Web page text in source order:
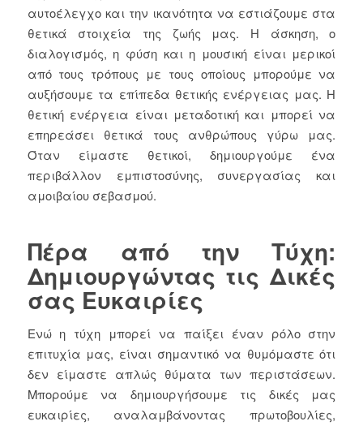
αυτοέλεγχο και την ικανότητα να εστιάζουμε στα
θετικά στοιχεία της ζωής μας. Η άσκηση, ο
διαλογισμός, η φύση και η μουσική είναι μερικοί
από τους τρόπους με τους οποίους μπορούμε να
αυξήσουμε τα επίπεδα θετικής ενέργειας μας. Η
θετική ενέργεια είναι μεταδοτική και μπορεί να
επηρεάσει θετικά τους ανθρώπους γύρω μας.
Όταν είμαστε θετικοί, δημιουργούμε ένα
περιβάλλον εμπιστοσύνης, συνεργασίας και
αμοιβαίου σεβασμού.
Πέρα από την Τύχη:
Δημιουργώντας τις Δικές
σας Ευκαιρίες
Ενώ η τύχη μπορεί να παίξει έναν ρόλο στην
επιτυχία μας, είναι σημαντικό να θυμόμαστε ότι
δεν είμαστε απλώς θύματα των περιστάσεων.
Μπορούμε να δημιουργήσουμε τις δικές μας
ευκαιρίες, αναλαμβάνοντας πρωτοβουλίες,